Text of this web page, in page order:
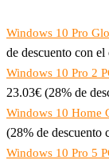
Windows 10 Pro
de descuento con
Windows 10 Pro 2
23.03€ (28% de
Windows 10 Home
(28% de
Windows 10 Pro 5